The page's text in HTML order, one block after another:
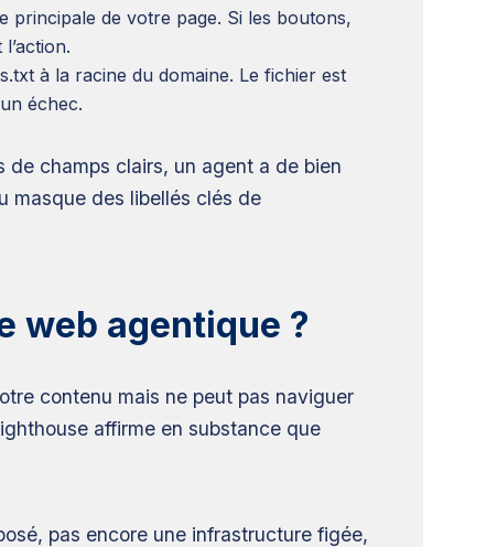
principale de votre page. Si les boutons,
à la racine du domaine. Le fichier est
échec.
de champs clairs, un agent a de bien
masque des libellés clés de
web agentique ?
contenu mais ne peut pas naviguer
affirme en substance que
pas encore une infrastructure figée,